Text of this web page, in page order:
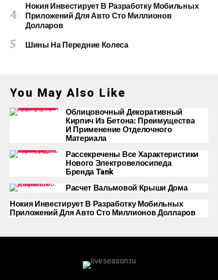
Нокия Инвестирует В Разработку Мобильных
Приложений Для Авто Сто Миллионов
Долларов
Шины На Передние Колеса
You May Also Like
Облицовочный Декоративный
Кирпич Из Бетона: Преимущества
И Применение Отделочного
Материала
Рассекречены Все Характеристики
Нового Электровелосипеда
Бренда Tank
Расчет Вальмовой Крыши Дома
Нокия Инвестирует В Разработку Мобильных
Приложений Для Авто Сто Миллионов Долларов